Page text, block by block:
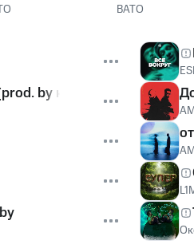
BATO
by кайдан, MATER,